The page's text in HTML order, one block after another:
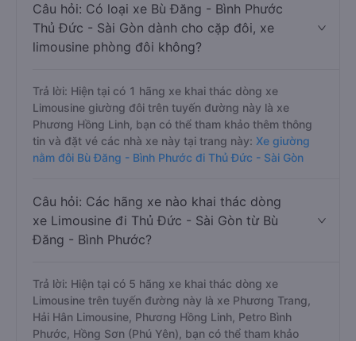
Câu hỏi: Có loại xe Bù Đăng - Bình Phước
Thủ Đức - Sài Gòn dành cho cặp đôi, xe
limousine phòng đôi không?
Trả lời: Hiện tại có 1 hãng xe khai thác dòng xe
Limousine giường đôi trên tuyến đường này là xe
Phương Hồng Linh, bạn có thể tham khảo thêm thông
tin và đặt vé các nhà xe này tại trang này: Xe giường
nằm đôi Bù Đăng - Bình Phước đi Thủ Đức - Sài Gòn
Câu hỏi: Các hãng xe nào khai thác dòng
xe Limousine đi Thủ Đức - Sài Gòn từ Bù
Đăng - Bình Phước?
Trả lời: Hiện tại có 5 hãng xe khai thác dòng xe
Limousine trên tuyến đường này là xe Phương Trang,
Hải Hân Limousine, Phương Hồng Linh, Petro Bình
Phước, Hồng Sơn (Phú Yên), bạn có thể tham khảo